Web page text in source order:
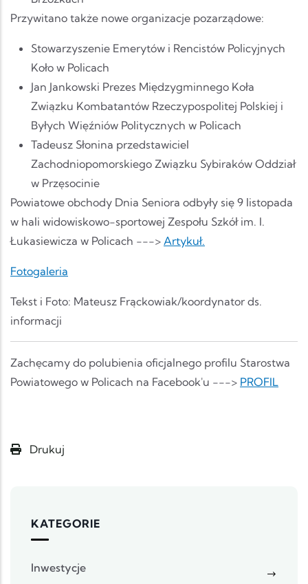
Przywitano także nowe organizacje pozarządowe:
Stowarzyszenie Emerytów i Rencistów Policyjnych
Koło w Policach
Jan Jankowski Prezes Międzygminnego Koła
Związku Kombatantów Rzeczypospolitej Polskiej i
Byłych Więźniów Politycznych w Policach
Tadeusz Słonina przedstawiciel
Zachodniopomorskiego Związku Sybiraków Oddział
w Przęsocinie
Powiatowe obchody Dnia Seniora odbyły się 9 listopada
w hali widowiskowo-sportowej Zespołu Szkół im. I.
Łukasiewicza w Policach ---> Artykuł.
Fotogaleria
Tekst i Foto: Mateusz Frąckowiak/koordynator ds.
informacji
Zachęcamy do polubienia oficjalnego profilu Starostwa
Powiatowego w Policach na Facebook'u ---> PROFIL
Drukuj
KATEGORIE
Inwestycje